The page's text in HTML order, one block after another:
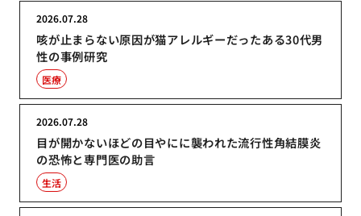
咳が止まらない原因が猫アレルギーだったある30代男
性の事例研究
2026.07.28
医療
目が開かないほどの目やにに襲われた流行性角結膜炎
の恐怖と専門医の助言
2026.07.28
生活